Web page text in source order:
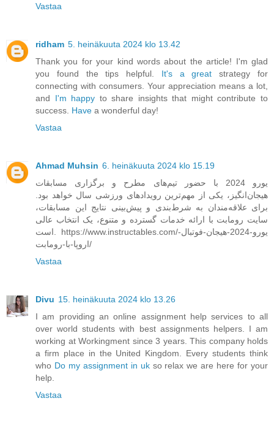
Vastaa
ridham 5. heinäkuuta 2024 klo 13.42
Thank you for your kind words about the article! I'm glad
you found the tips helpful. It's a greatstrategy for
connecting with consumers. Your appreciation means a lot,
and I'm happy to share insights that might contribute to
success. Have a wonderful day!
Vastaa
Ahmad Muhsin 6. heinäkuuta 2024 klo 15.19
یورو 2024 با حضور تیم‌های مطرح و برگزاری مسابقات
هیجان‌انگیز، یکی از مهم‌ترین رویدادهای ورزشی سال خواهد بود.
برای علاقه‌مندان به شرط‌بندی و پیش‌بینی نتایج این مسابقات،
سایت رومابت با ارائه خدمات گسترده و متنوع، یک انتخاب عالی
است. https://www.instructables.com/یورو-2024-هیجان-فوتبال-
اروپا-با-رومابت/
Vastaa
Divu 15. heinäkuuta 2024 klo 13.26
I am providing an online assignment help services to all
over world students with best assignments helpers. I am
working at Workingment since 3 years. This company holds
a firm place in the United Kingdom. Every students think
who Do my assignment in ukso relax we are here for your
help.
Vastaa